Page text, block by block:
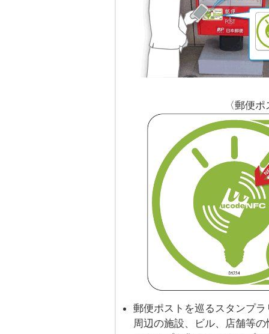
〈郵便
郵便ポストを巡るスタンプラ
周辺の施設、ビル、店舗等